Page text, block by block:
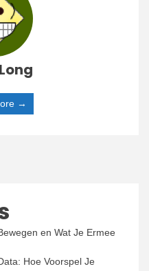
→
en Wat Je Ermee
Hoe Voorspel Je